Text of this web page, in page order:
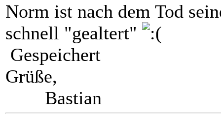
Norm ist nach dem Tod
schnell "gealtert"
Gespeichert
Grüße,
Bastian